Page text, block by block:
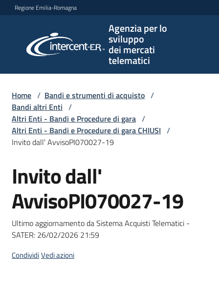
Vai al contenuto
Vai alla navigazione
Vai al footer
Regione Emilia-Romagna
Agenzia per lo
sviluppo
dei mercati
telematici
per lo
sviluppo
telematici
L'Agenzia
Bandi
strumenti
acquisto
Home / Bandi e strumenti di acquisto /
Bandi altri Enti /
Altri Enti - Bandi e Procedure di gara /
Altri Enti - Bandi e Procedure di gara CHIUSI /
Invito dall' AvvisoPI070027-19
Salta al contenuto
Invito dall'
AvvisoPI070027-19
Ultimo aggiornamento da Sistema Acquisti Telematici -
SATER: 26/02/2026 21:59
CondividiVedi azioni